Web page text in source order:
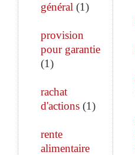
général (1)
provision
pour garantie
(1)
rachat
d'actions (1)
rente
alimentaire